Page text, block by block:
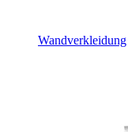
Wandverkleidung